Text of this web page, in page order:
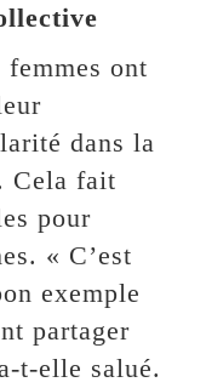
femmes ont
dans la
Cela fait
pour
« C’est
exemple
partager
t-elle salué.